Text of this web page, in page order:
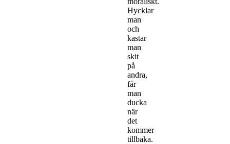
Hycklar
man
och
kastar
man
skit
på
andra,
får
man
ducka
när
det
kommer
tillbaka.